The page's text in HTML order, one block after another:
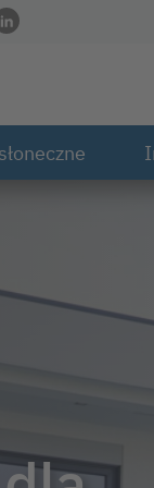
FacebookInstagram
w serwisie Youtube
profilu w serwisie Xing
Link do profilu w